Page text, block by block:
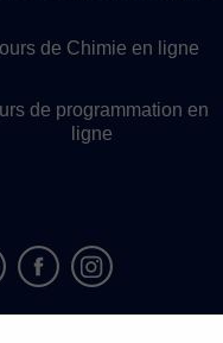
de Chimie en ligne
de programmation en
ligne